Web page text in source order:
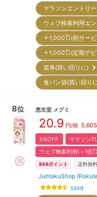
マラソンエントリ
ウェブ検索利用エ
＋1,000㌽(初サー
＋1,000㌽(定期デ
楽券(買い回りに)
食パン袋(買い回
8位 恵生堂 メグミ
20.9 円/枚 5,605
5%OFF マラソン
ウェブ検索利用(＋1倍
848ポイント 送料無料
JuntakuShop
530件